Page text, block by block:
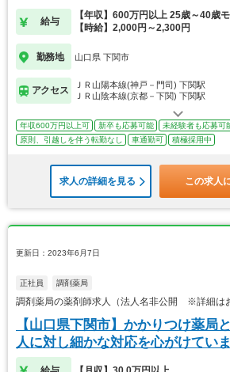
給与
【年収】600万円以上 25歳～40歳
【時給】2,000円～2,300円
勤務地 山口県 下関市
アクセス
ＪＲ山陽本線(神戸－門司) 下関駅
ＪＲ山陰本線(京都－下関) 下関駅
年収600万円以上可 新卒も応募可能
未経験者も応募可
原則、引越しを伴う転勤なし
車通勤可 積極採用中
求人の詳細を見る この求人
更新日：2023年6月7日
正社員 調剤薬局
調剤薬局の薬剤師求人（法人名非公開 ※詳細は
【山口県下関市】かかりつけ薬局
人に対し細かな対応を心がけていま